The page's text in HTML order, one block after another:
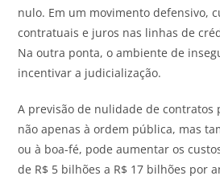
nulo. Em um movimento defensivo,
contratuais e juros nas linhas de
Na outra ponta, o ambiente de
incentivar a judicialização.
A previsão de nulidade de contratos
não apenas à ordem pública, mas
ou à boa-fé, pode aumentar os
de R$ 5 bilhões a R$ 17 bilhões por